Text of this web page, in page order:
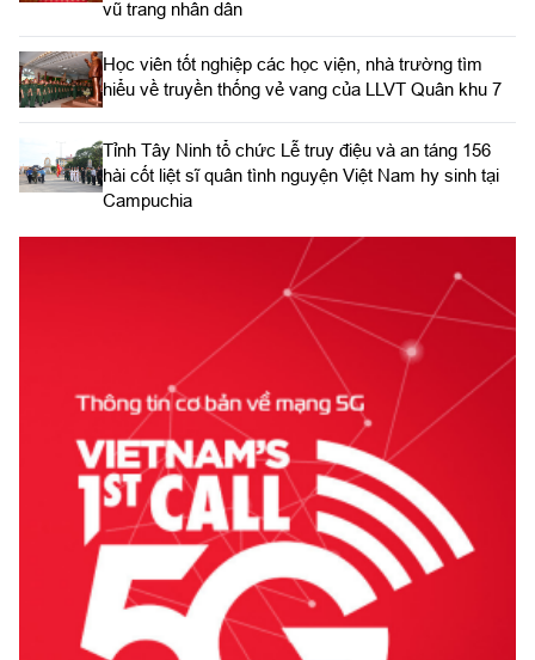
vũ trang nhân dân
Học viên tốt nghiệp các học viện, nhà trường tìm
hiểu về truyền thống vẻ vang của LLVT Quân khu 7
​Tỉnh Tây Ninh tổ chức Lễ truy điệu và an táng 156
hài cốt liệt sĩ quân tình nguyện Việt Nam hy sinh tại
Campuchia